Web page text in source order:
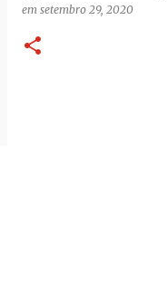
em setembro 29, 2020